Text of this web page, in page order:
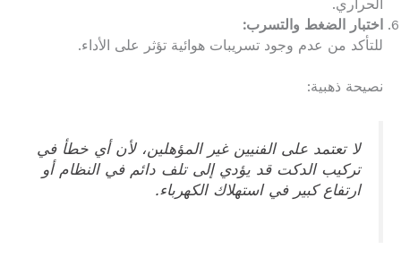
الحراري.
اختبار الضغط والتسرب:
للتأكد من عدم وجود تسريبات هوائية تؤثر على الأداء.
نصيحة ذهبية:
لا تعتمد على الفنيين غير المؤهلين، لأن أي خطأ في
تركيب الدكت قد يؤدي إلى تلف دائم في النظام أو
ارتفاع كبير في استهلاك الكهرباء.